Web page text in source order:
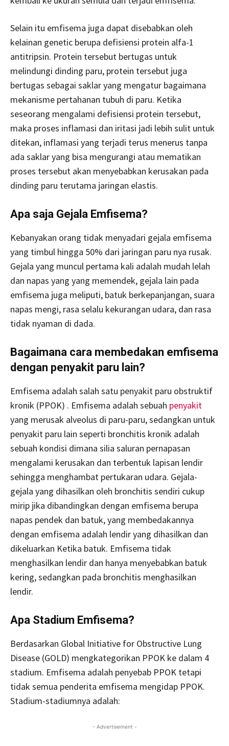
Selain itu emfisema juga dapat disebabkan oleh
kelainan genetic berupa defisiensi protein alfa-1
antitripsin. Protein tersebut bertugas untuk
melindungi dinding paru, protein tersebut juga
bertugas sebagai saklar yang mengatur bagaimana
mekanisme pertahanan tubuh di paru. Ketika
seseorang mengalami defisiensi protein tersebut,
maka proses inflamasi dan iritasi jadi lebih sulit untuk
ditekan, inflamasi yang terjadi terus menerus tanpa
ada saklar yang bisa mengurangi atau mematikan
proses tersebut akan menyebabkan kerusakan pada
dinding paru terutama jaringan elastis.
Apa saja Gejala Emfisema?
Kebanyakan orang tidak menyadari gejala emfisema
yang timbul hingga 50% dari jaringan paru nya rusak.
Gejala yang muncul pertama kali adalah mudah lelah
dan napas yang yang memendek, gejala lain pada
emfisema juga meliputi, batuk berkepanjangan, suara
napas mengi, rasa selalu kekurangan udara, dan rasa
tidak nyaman di dada.
Bagaimana cara membedakan emfisema
dengan penyakit paru lain?
Emfisema adalah salah satu penyakit paru obstruktif
kronik (PPOK) . Emfisema adalah sebuah penyakit
yang merusak alveolus di paru-paru, sedangkan untuk
penyakit paru lain seperti bronchitis kronik adalah
sebuah kondisi dimana silia saluran pernapasan
mengalami kerusakan dan terbentuk lapisan lendir
sehingga menghambat pertukaran udara. Gejala-
gejala yang dihasilkan oleh bronchitis sendiri cukup
mirip jika dibandingkan dengan emfisema berupa
napas pendek dan batuk, yang membedakannya
dengan emfisema adalah lendir yang dihasilkan dan
dikeluarkan Ketika batuk. Emfisema tidak
menghasilkan lendir dan hanya menyebabkan batuk
kering, sedangkan pada bronchitis menghasilkan
lendir.
Apa Stadium Emfisema?
Berdasarkan Global Initiative for Obstructive Lung
Disease (GOLD) mengkategorikan PPOK ke dalam 4
stadium. Emfisema adalah penyebab PPOK tetapi
tidak semua penderita emfisema mengidap PPOK.
Stadium-stadiumnya adalah:
- Advertisement -